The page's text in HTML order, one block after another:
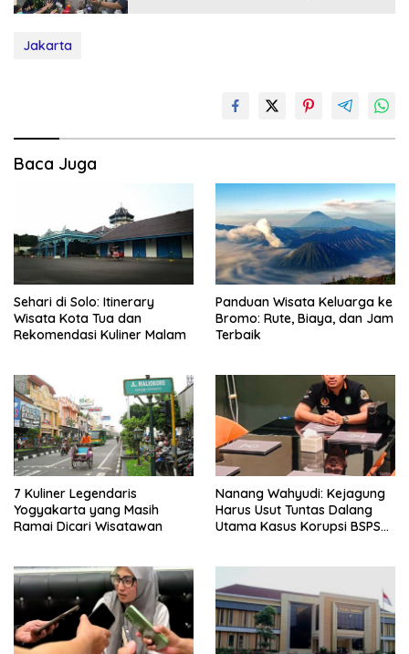
Jakarta
Baca Juga
Sehari di Solo: Itinerary
Wisata Kota Tua dan
Rekomendasi Kuliner Malam
Panduan Wisata Keluarga ke
Bromo: Rute, Biaya, dan Jam
Terbaik
7 Kuliner Legendaris
Yogyakarta yang Masih
Ramai Dicari Wisatawan
Nanang Wahyudi: Kejagung
Harus Usut Tuntas Dalang
Utama Kasus Korupsi BSPS